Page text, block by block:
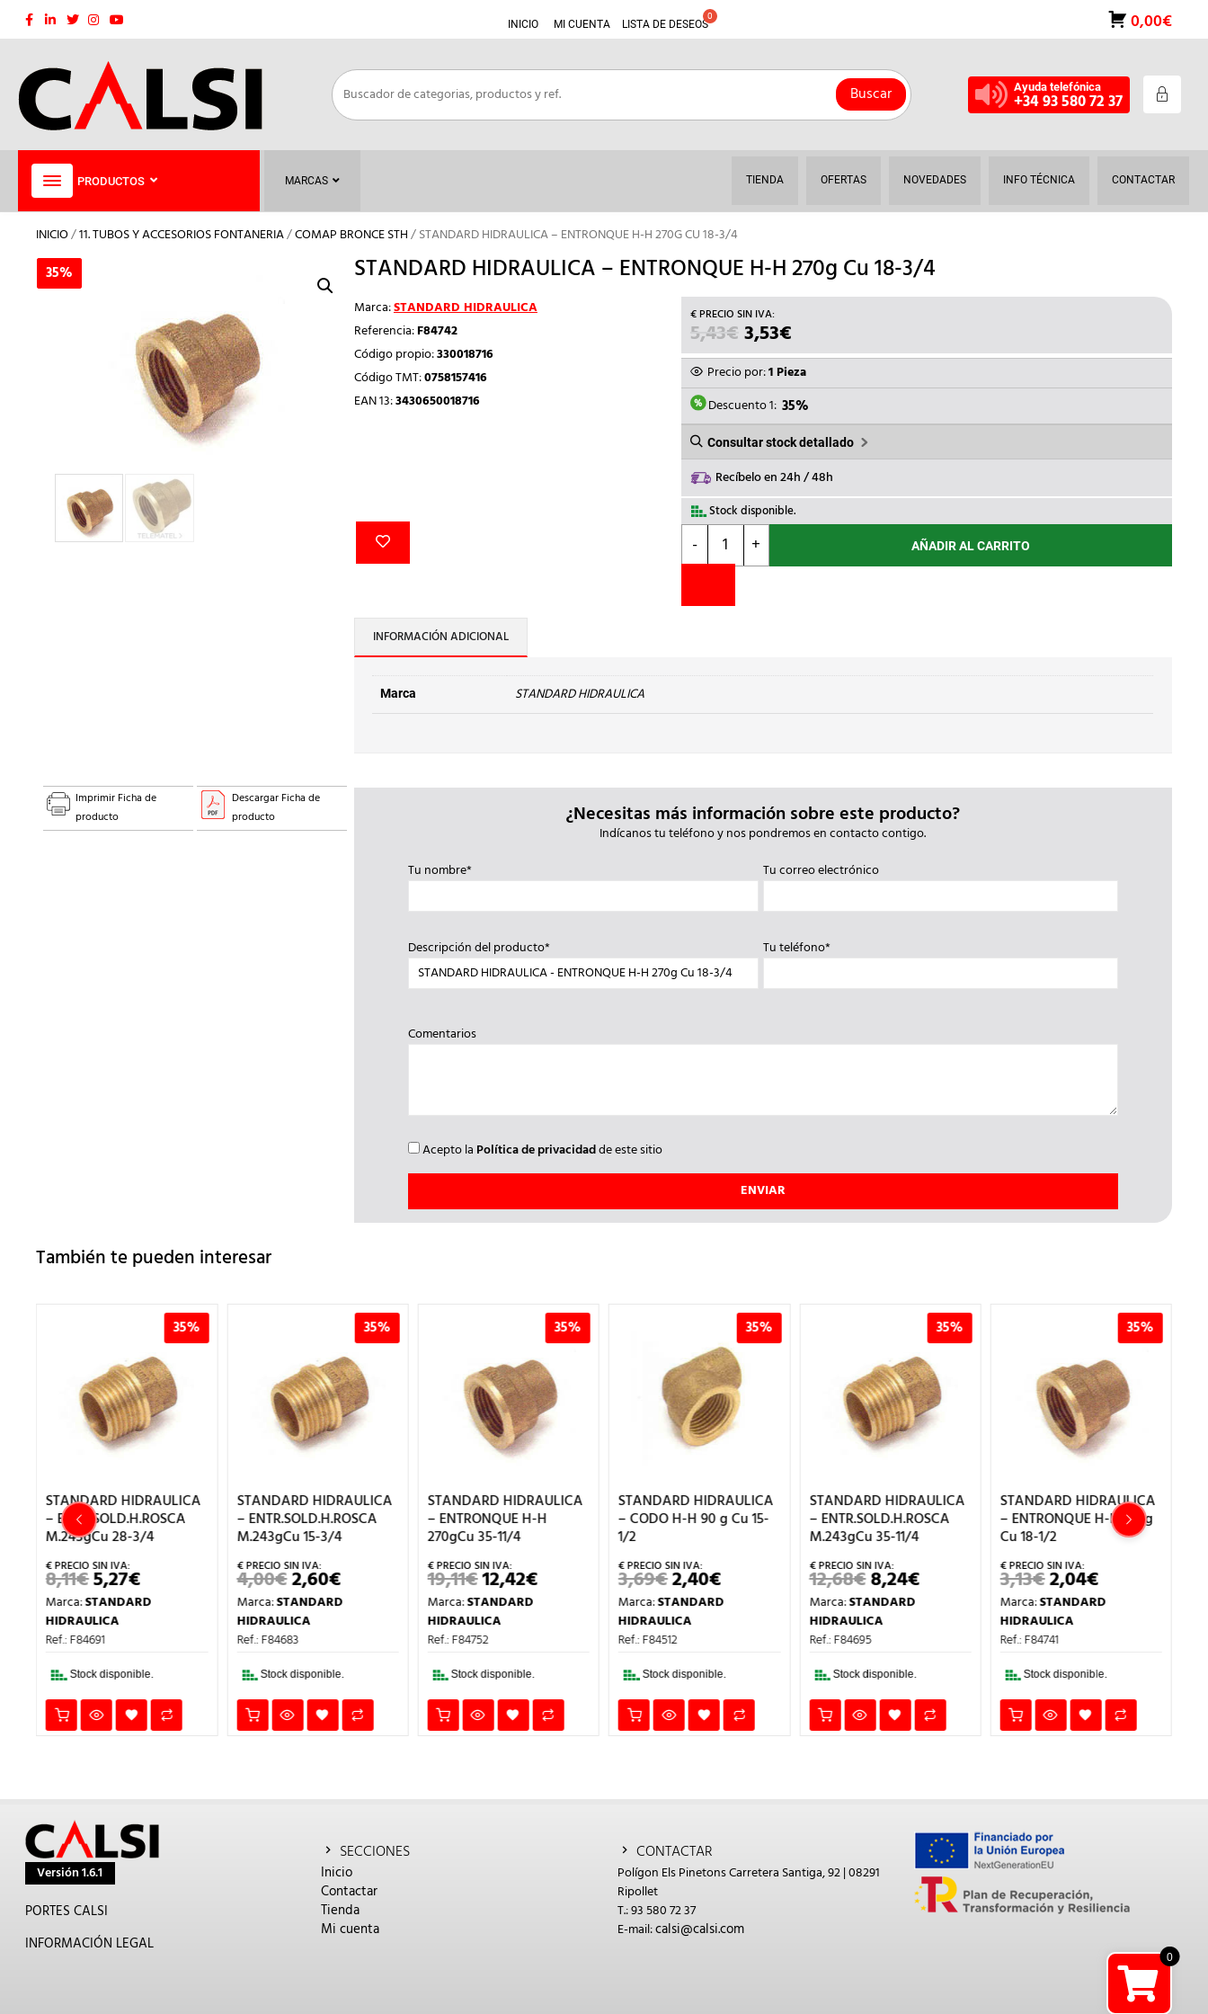
Saltar
INICIO MI CUENTA LISTA DE DESEOS 0,00€
Buscar Ayuda telefónica
+34 93 580 72 37
PRODUCTOS MARCAS TIENDA OFERTAS NOVEDADES INFO TÉCNICA CONTACTAR
INICIO/11. TUBOS Y ACCESORIOS FONTANERIA/COMAP BRONCE STH/ STANDARD HIDRAULICA – ENTRONQUE H-H 270G CU 18-3/4
35% STANDARD HIDRAULICA – ENTRONQUE H-H 270g Cu 18-3/4
Marca:STANDARD HIDRAULICA
Referencia:F84742
Código propio:330018716
Código TMT:0758157416
EAN 13:3430650018716
5,43€ EL
PRECIO
ORIGINAL
ERA:
5,43€.
3,53€EL
PRECIO
ACTUAL
ES:
3,53€.
Precio por:1 Pieza
Descuento 1: 35%
Consultar stock detallado
Recíbelo en 24h / 48h
Stock disponible.
-
STANDARD
HIDRAULICA
H-
+ AÑADIR AL CARRITO
INFORMACIÓN ADICIONAL
Marca STANDARD HIDRAULICA
35%
Imprimir Ficha de
producto
Descargar Ficha de
producto
¿Necesitas más información sobre este producto?
Indícanos tu teléfono y nos pondremos en contacto contigo.
Tu nombre*
Tu correo electrónico
Descripción del producto* Tu teléfono*
Comentarios
Acepto la Política de privacidadde este sitio
También te pueden interesar
35%
STANDARD HIDRAULICA
– ENTR.SOLD.H.ROSCA
M.243gCu 28-3/4
8,11€EL
PRECIO
ORIGINAL
ERA:
8,11€.
5,27€EL
PRECIO
ACTUAL
Marca:STANDARD
HIDRAULICA
Ref.: F84691
Stock disponible.
35%
STANDARD HIDRAULICA
– ENTR.SOLD.H.ROSCA
M.243gCu 15-3/4
4,00€EL
PRECIO
ORIGINAL
ERA:
4,00€.
2,60€EL
PRECIO
ACTUAL
Marca:STANDARD
HIDRAULICA
Ref.: F84683
Stock disponible.
35%
STANDARD HIDRAULICA
– ENTRONQUE H-H
270gCu 35-11/4
19,11€EL
PRECIO
ORIGINAL
ERA:
19,11€.
12,42€EL
PRECIO
Marca:STANDARD
HIDRAULICA
Ref.: F84752
Stock disponible.
35%
STANDARD HIDRAULICA
– CODO H-H 90 g Cu 15-
1/2
3,69€EL
PRECIO
ORIGINAL
ERA:
3,69€.
2,40€EL
PRECIO
ACTUAL
Marca:STANDARD
HIDRAULICA
Ref.: F84512
Stock disponible.
35%
STANDARD HIDRAULICA
– ENTR.SOLD.H.ROSCA
M.243gCu 35-11/4
12,68€EL
PRECIO
ORIGINAL
ERA:
12,68€.
8,24€EL
PRECIO
Marca:STANDARD
HIDRAULICA
Ref.: F84695
Stock disponible.
35%
STANDARD HIDRAULICA
– ENTRONQUE H-H 270g
Cu 18-1/2
3,13€EL
PRECIO
ORIGINAL
ERA:
3,13€.
2,04€EL
PRECIO
ACTUAL
Marca:STANDARD
HIDRAULICA
Ref.: F84741
Stock disponible.
Versión 1.6.1
PORTES CALSI
INFORMACIÓN LEGAL
SECCIONES
Inicio
Contactar
Tienda
Mi cuenta
CONTACTAR
Polígon Els Pinetons Carretera Santiga, 92 | 08291
Ripollet
T.: 93 580 72 37
E-mail:calsi@calsi.com
0